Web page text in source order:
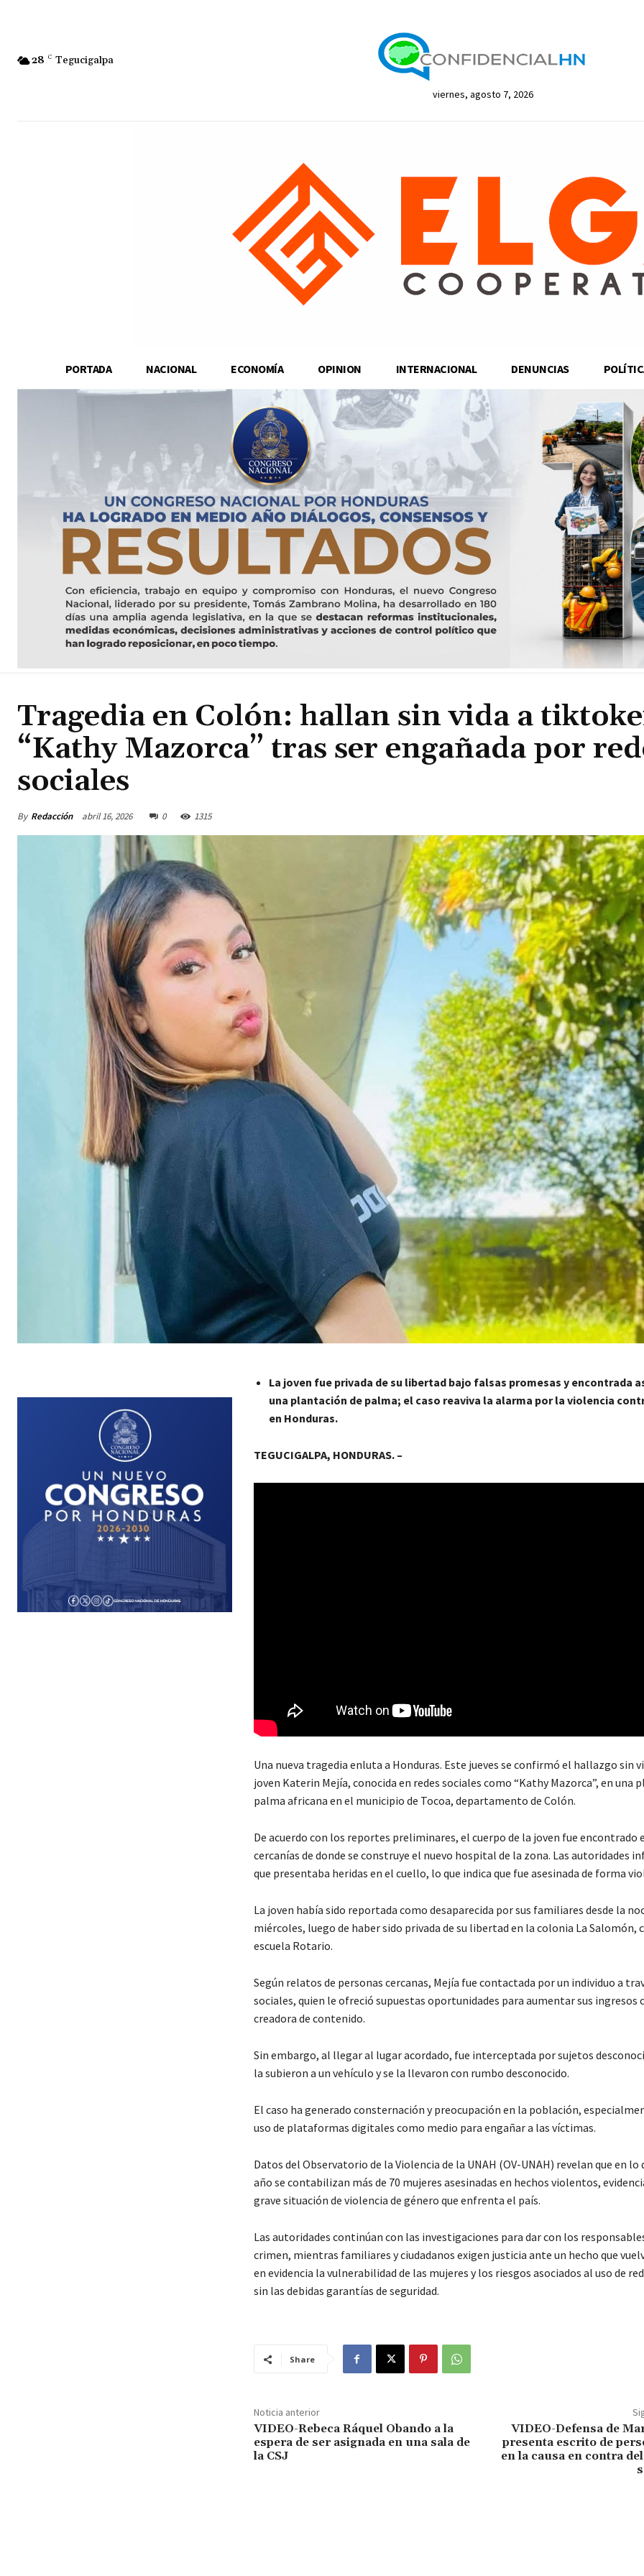
28 C Tegucigalpa
viernes, agosto 7, 2026
PORTADA NACIONAL ECONOMÍA OPINION INTERNACIONAL DENUNCIAS
Tragedia en Colón: hallan sin vida a
“Kathy Mazorca” tras ser engañada por
sociales
By Redacción abril 16, 2026 0 1315
La joven fue privada de su libertad bajo falsas promesas y encontrada
una plantación de palma; el caso reaviva la alarma por la violencia
en Honduras.
TEGUCIGALPA, HONDURAS. –
Una nueva tragedia enluta a Honduras. Este jueves se confirmó el hallazgo sin
joven Katerin Mejía, conocida en redes sociales como “Kathy Mazorca”, en una
palma africana en el municipio de Tocoa, departamento de Colón.
De acuerdo con los reportes preliminares, el cuerpo de la joven fue encontrado
cercanías de donde se construye el nuevo hospital de la zona. Las autoridades
que presentaba heridas en el cuello, lo que indica que fue asesinada de forma
La joven había sido reportada como desaparecida por sus familiares desde la
miércoles, luego de haber sido privada de su libertad en la colonia La Salomón,
escuela Rotario.
Según relatos de personas cercanas, Mejía fue contactada por un individuo a
sociales, quien le ofreció supuestas oportunidades para aumentar sus ingresos
creadora de contenido.
Sin embargo, al llegar al lugar acordado, fue interceptada por sujetos
la subieron a un vehículo y se la llevaron con rumbo desconocido.
El caso ha generado consternación y preocupación en la población,
uso de plataformas digitales como medio para engañar a las víctimas.
Datos del Observatorio de la Violencia de la UNAH (OV-UNAH) revelan que en lo
año se contabilizan más de 70 mujeres asesinadas en hechos violentos,
grave situación de violencia de género que enfrenta el país.
Las autoridades continúan con las investigaciones para dar con los
crimen, mientras familiares y ciudadanos exigen justicia ante un hecho que
en evidencia la vulnerabilidad de las mujeres y los riesgos asociados al uso de
sin las debidas garantías de seguridad.
Share
Noticia anterior
VIDEO-Rebeca Ráquel Obando a la
espera de ser asignada en una sala de
la CSJ
VIDEO-Defensa de
presenta escrito de
en la causa en contra